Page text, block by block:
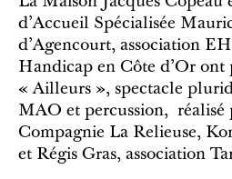
d’Accueil Spécialisée
d’Agencourt, association
Handicap en Côte d’Or ont
« Ailleurs », spectacle
MAO et percussion, réalisé
Compagnie La Relieuse,
et Régis Gras, association